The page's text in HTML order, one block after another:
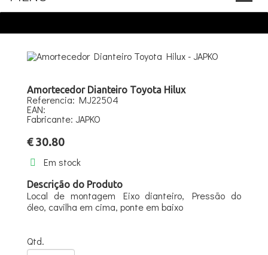
Amortecedor Dianteiro Toyota Hilux
Referencia: MJ22504
EAN:
Fabricante: JAPKO
€ 30.80
Em stock
Descrição do Produto
Local de montagem Eixo dianteiro, Pressão do
óleo, cavilha em cima, ponte em baixo
Qtd.